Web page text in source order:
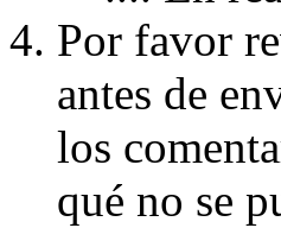
Por favor
antes de
los
qué no se